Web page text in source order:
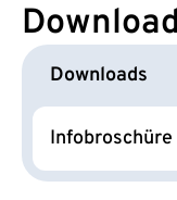
Downloads